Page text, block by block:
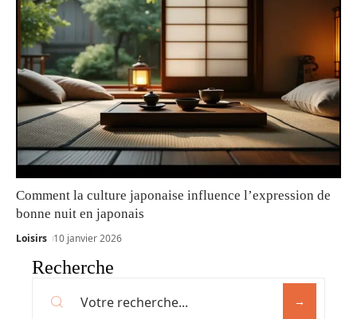
Comment la culture japonaise influence l’expression de
bonne nuit en japonais
Loisirs 10 janvier 2026
Recherche